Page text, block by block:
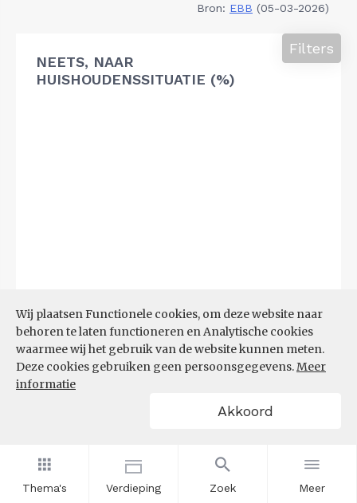
Thema's Verdieping Zoek Meer
Wij plaatsen Functionele cookies, om deze website naar
behoren te laten functioneren en Analytische cookies
waarmee wij het gebruik van de website kunnen meten.
Deze cookies gebruiken geen persoonsgegevens.Meer
informatie
Akkoord
Bron: EBB (05-03-2026)
NEETS, NAAR
HUISHOUDENSSITUATIE (%)
Filters